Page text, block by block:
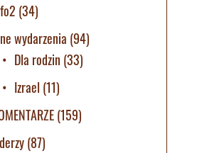
(34)
wydarzenia (94)
Dla rodzin (33)
Izrael (11)
(159)
(87)